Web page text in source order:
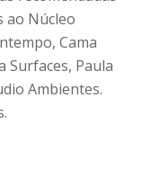
ao Núcleo
Cama
Surfaces, Paula
Ambientes.